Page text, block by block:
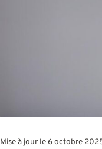
Mise à jour le 6 octobre